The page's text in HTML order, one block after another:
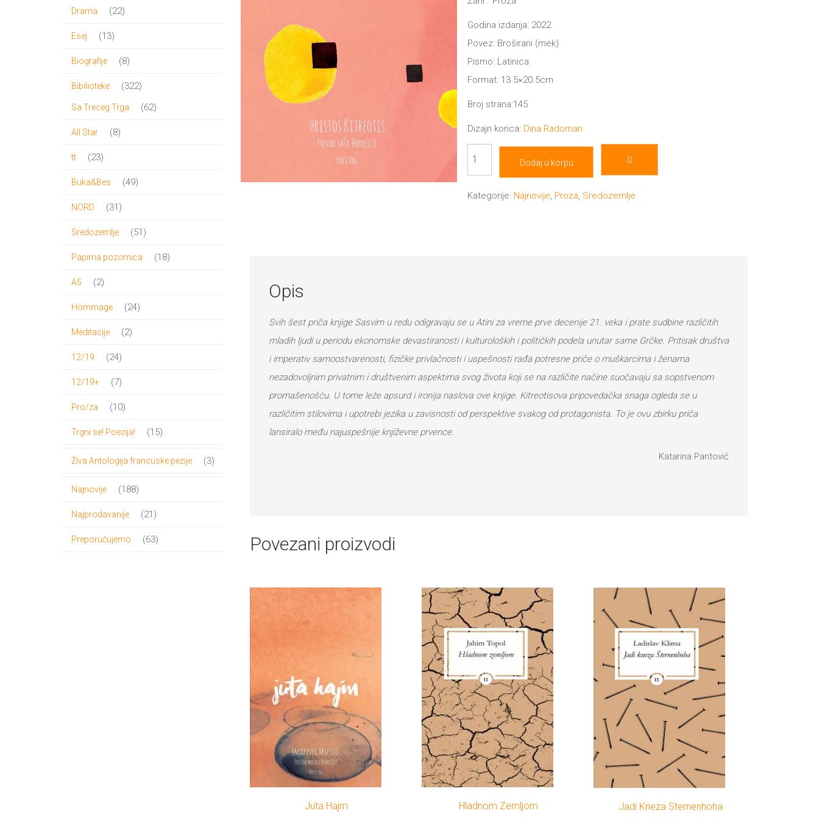
Godina izdanja: 2022.
Povez: Broširani (mek)
Pismo: Latinica
Format: 13.5×20.5cm
Broj strana:145
Dizajn korica: Dina Radoman
Dodaj u korpu
Kategorije: Najnovije, Proza, Sredozemlje
Opis
Svih šest priča knjige Sasvim u redu odigravaju se u Atini za vreme prve decenije 21. veka i prate sudbine različitih
mladih ljudi u periodu ekonomske devastiranosti i kulturoloških i političkih podela unutar same Grčke. Pritisak društva
i imperativ samoostvarenosti, fizičke privlačnosti i uspešnosti rađa potresne priče o muškarcima i ženama
nezadovoljnim privatnim i društvenim aspektima svog života koji se na različite načine suočavaju sa sopstvenom
promašenošću. U tome leže apsurd i ironija naslova ove knjige. Kitreotisova pripovedačka snaga ogleda se u
različitim stilovima i upotrebi jezika u zavisnosti od perspektive svakog od protagonista. To je ovu zbirku priča
lansiralo među najuspešnije književne prvence.
Katarina Pantović
Povezani proizvodi
Juta Hajm Hladnom Zemljom Jadi Kneza Sternenhoha
Drama 2222
Esej 1313
Biografije 88
Bibilioteke 322322
proizvoda
Sa Treceg Trga 6262
All Star 88
tt 2323
Buka&Bes 4949
NORD 3131
Sredozemlje 5151
Papirna pozornica 1818
A5 22
Hommage 2424
Meditacije 22
12/19 2424
12/19+ 77
Pro/za 1010
Trgni se! Poezija! 1515
Živa Antologija francuske pezije 33
Najnovije 188188
Najprodavanije 2121
Preporučujemo 6363